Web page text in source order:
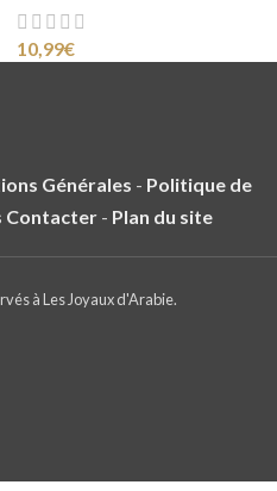
10,99€
Générales - Politique de
Contacter- Plan du site
à Les Joyaux d'Arabie.